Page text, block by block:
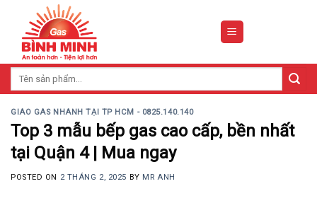
content
GIAO GAS NHANH TẠI TP HCM - 0825.140.140
Top 3 mẫu bếp gas cao cấp, bền nhất
tại Quận 4 | Mua ngay
POSTED ON 2 THÁNG 2, 2025 BY MR ANH